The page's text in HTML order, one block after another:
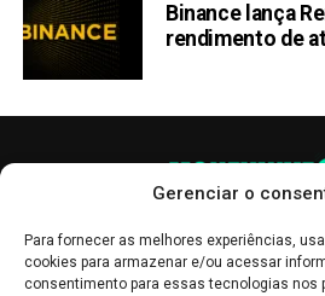
Gerenciar o
Para fornecer as melhores experiências,
cookies para armazenar e/ou acessar
consentimento para essas tecnologias nos
Binance lança
rendimento de